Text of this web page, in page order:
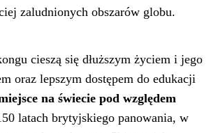
zaludnionych obszarów globu.
cieszą się dłuższym życiem i jego
oraz lepszym dostępem do edukacji
na świecie pod względem
latach brytyjskiego panowania, w